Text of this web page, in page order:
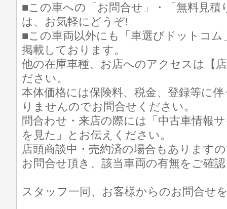
■この車への「お問合せ」・「無料見積
は、お気軽にどうぞ!
■この車両以外にも「車選びドットコ
掲載しております。
他の在庫車種、お店へのアクセスは【
ださい。
本体価格には保険料、税金、登録等に
りませんのでお問合せください。
問合わせ・来店の際には「中古車情報
を見た」とお伝えください。
店頭商談中・売約済の場合もあります
お問合せ頂き、該当車両の有無をご確
スタッフ一同、お客様からのお問合せ